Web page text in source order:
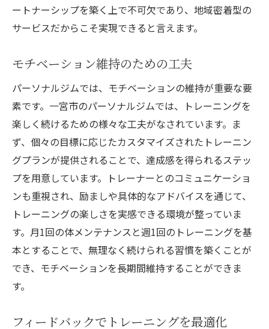
ートナーシップを築く上で不可欠であり、地域密着型の
サービスだからこそ実現できると言えます。
モチベーション維持のための工夫
パーソナルジムでは、モチベーションの維持が重要な要
素です。一宮市のパーソナルジムでは、トレーニングを
楽しく続けるための様々な工夫がなされています。ま
ず、個々の目標に応じたカスタマイズされたトレーニン
グプランが提供されることで、達成感を得られるステッ
プを用意しています。トレーナーとのコミュニケーショ
ンも重視され、励ましや具体的なアドバイスを通じて、
トレーニングの楽しさを実感できる環境が整っていま
す。月1回の体メンテナンスと週1回のトレーニングを基
本とすることで、無理なく続けられる習慣を築くことが
でき、モチベーションを長期間維持することができま
す。
フィードバックでトレーニングを最適化